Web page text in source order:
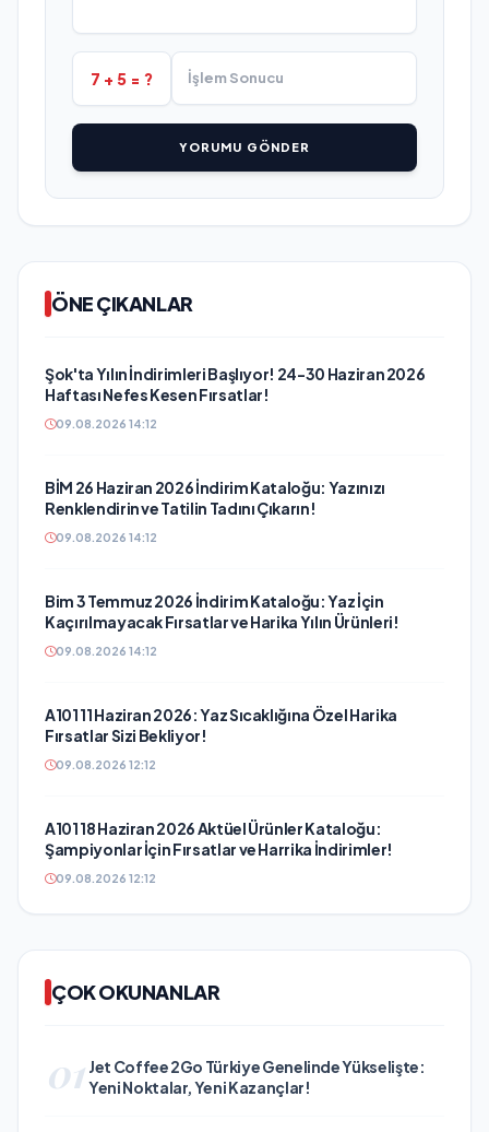
7 + 5 = ?
YORUMU GÖNDER
ÖNE ÇIKANLAR
Şok'ta Yılın İndirimleri Başlıyor! 24-30 Haziran 2026
Haftası Nefes Kesen Fırsatlar!
09.08.2026 14:12
BİM 26 Haziran 2026 İndirim Kataloğu: Yazınızı
Renklendirin ve Tatilin Tadını Çıkarın!
09.08.2026 14:12
Bim 3 Temmuz 2026 İndirim Kataloğu: Yaz İçin
Kaçırılmayacak Fırsatlar ve Harika Yılın Ürünleri!
09.08.2026 14:12
A101 11 Haziran 2026: Yaz Sıcaklığına Özel Harika
Fırsatlar Sizi Bekliyor!
09.08.2026 12:12
A101 18 Haziran 2026 Aktüel Ürünler Kataloğu:
Şampiyonlar İçin Fırsatlar ve Harrika İndirimler!
09.08.2026 12:12
ÇOK OKUNANLAR
01 Jet Coffee 2Go Türkiye Genelinde Yükselişte:
Yeni Noktalar, Yeni Kazançlar!